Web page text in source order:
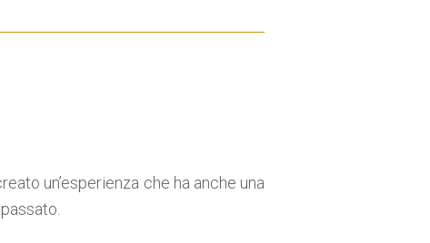
un’esperienza che ha anche una